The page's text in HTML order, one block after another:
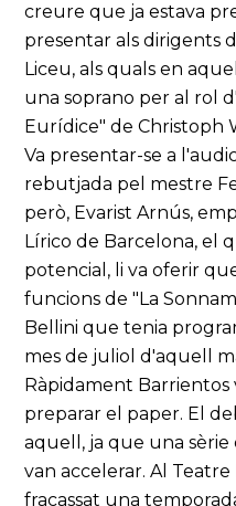
creure que ja estava
presentar als dirigents
Liceu, als quals en
una soprano per al rol
Eurídice" de Christoph
Va presentar-se a
rebutjada pel mestre
però, Evarist Arnús,
Lírico de Barcelona, el
potencial, li va oferir
funcions de "La
Bellini que tenia
mes de juliol d'aquell
Ràpidament Barrientos
preparar el paper. El
aquell, ja que una sèrie
van accelerar. Al Teatre
fracassat una